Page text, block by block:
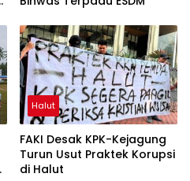
Halut
FAKI Desak KPK-Kejagung
Turun Usut Praktek Korupsi
di Halut